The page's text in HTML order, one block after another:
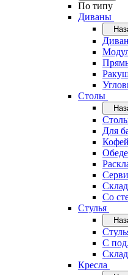
По типу
Диваны
Столы
Для
Со
Стулья
С
Кресла